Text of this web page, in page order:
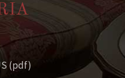
(pdf)